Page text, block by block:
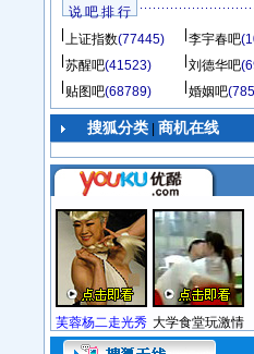
说 吧 排 行
上证指数(77445) 李宇春吧
苏醒吧(41523) 刘德华吧
贴图吧(68789) 婚姻吧
搜狐分类| 商机在线
芙蓉杨二走光秀 大学食堂玩激情